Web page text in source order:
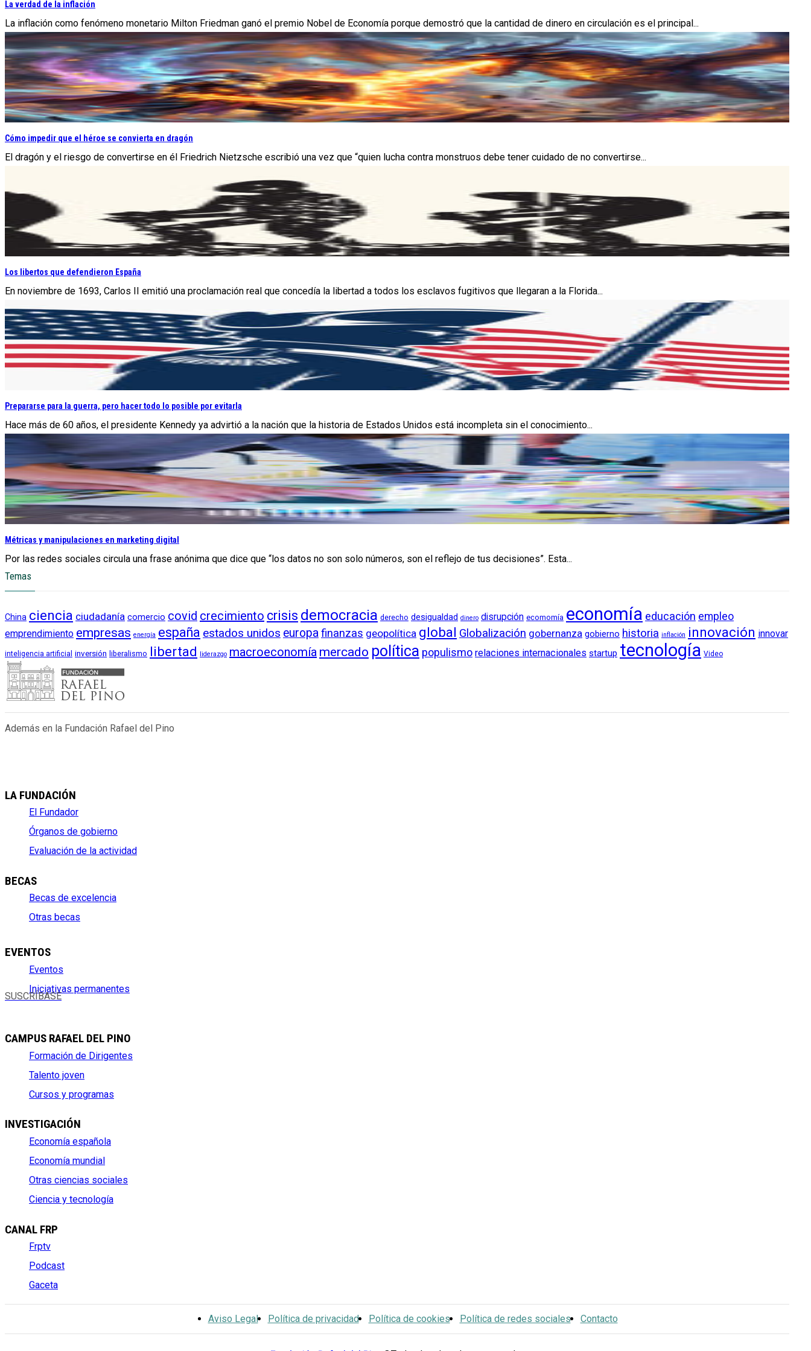
La verdad de la inflación
La inflación como fenómeno monetario Milton Friedman ganó el premio Nobel de Economía porque demostró que la cantidad de dinero en circulación es el principal...
Cómo impedir que el héroe se convierta en dragón
El dragón y el riesgo de convertirse en él Friedrich Nietzsche escribió una vez que “quien lucha contra monstruos debe tener cuidado de no convertirse...
Los libertos que defendieron España
En noviembre de 1693, Carlos II emitió una proclamación real que concedía la libertad a todos los esclavos fugitivos que llegaran a la Florida...
Prepararse para la guerra, pero hacer todo lo posible por evitarla
Hace más de 60 años, el presidente Kennedy ya advirtió a la nación que la historia de Estados Unidos está incompleta sin el conocimiento...
Métricas y manipulaciones en marketing digital
Por las redes sociales circula una frase anónima que dice que “los datos no son solo números, son el reflejo de tus decisiones”. Esta...
Temas
China ciencia ciudadanía comercio covid crecimiento crisis democracia derecho desigualdad dinero disrupción ecomomía economía educación empleo
emprendimiento empresas energía españa estados unidos europafinanzas geopolítica global Globalización gobernanza gobierno historia inflación innovación innovar
inteligencia artificial inversión liberalismo libertad liderazgo macroeconomía mercado política populismo relaciones internacionales startup tecnología Video
Además en la Fundación Rafael del Pino
LA FUNDACIÓN
El Fundador
Órganos de gobierno
Evaluación de la actividad
BECAS
Becas de excelencia
Otras becas
EVENTOS
Eventos
Iniciativas permanentes
SUSCRÍBASE
CAMPUS RAFAEL DEL PINO
Formación de Dirigentes
Talento joven
Cursos y programas
INVESTIGACIÓN
Economía española
Economía mundial
Otras ciencias sociales
Ciencia y tecnología
CANAL FRP
Frptv
Podcast
Gaceta
Aviso Legal Política de privacidad Política de cookies Política de redes sociales Contacto